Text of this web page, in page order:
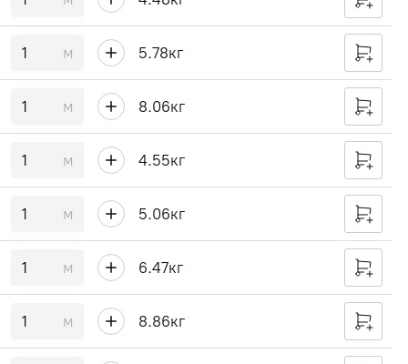
м 5.78кг
м 8.06кг
м 4.55кг
м 5.06кг
м 6.47кг
м 8.86кг